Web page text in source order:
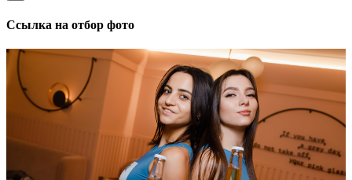
Ссылка на отбор фото